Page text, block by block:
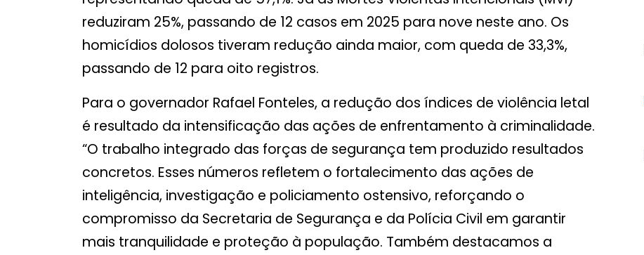
reduziram 25%, passando de 12 casos em 2025 para nove neste ano. Os
homicídios dolosos tiveram redução ainda maior, com queda de 33,3%,
passando de 12 para oito registros.
Para o governador Rafael Fonteles, a redução dos índices de violência letal
é resultado da intensificação das ações de enfrentamento à criminalidade.
“O trabalho integrado das forças de segurança tem produzido resultados
concretos. Esses números refletem o fortalecimento das ações de
inteligência, investigação e policiamento ostensivo, reforçando o
compromisso da Secretaria de Segurança e da Polícia Civil em garantir
mais tranquilidade e proteção à população. Também destacamos a